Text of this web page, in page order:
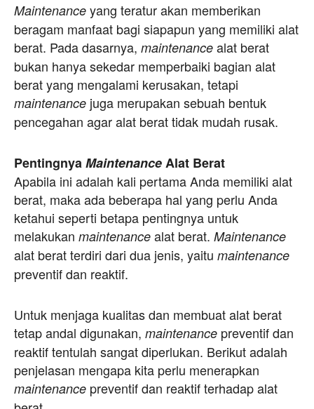
Maintenance yang teratur akan memberikan
beragam manfaat bagi siapapun yang memiliki alat
berat. Pada dasarnya, maintenance alat berat
bukan hanya sekedar memperbaiki bagian alat
berat yang mengalami kerusakan, tetapi
maintenance juga merupakan sebuah bentuk
pencegahan agar alat berat tidak mudah rusak.
PentingnyaMaintenanceAlat Berat
Apabila ini adalah kali pertama Anda memiliki alat
berat, maka ada beberapa hal yang perlu Anda
ketahui seperti betapa pentingnya untuk
melakukan maintenance alat berat. Maintenance
alat berat terdiri dari dua jenis, yaitu maintenance
preventif dan reaktif.
Untuk menjaga kualitas dan membuat alat berat
tetap andal digunakan, maintenance preventif dan
reaktif tentulah sangat diperlukan. Berikut adalah
penjelasan mengapa kita perlu menerapkan
maintenance preventif dan reaktif terhadap alat